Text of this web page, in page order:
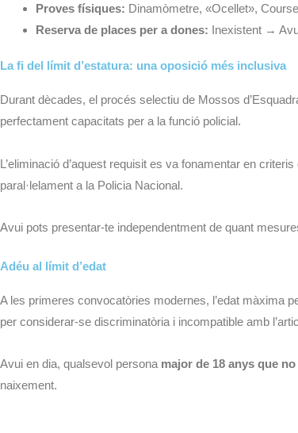
Proves físiques: Dinamòmetre, «Ocellet»,
Reserva de places per a dones: Inexistent →
La fi del límit d’estatura: una oposició més inclusiva
Durant dècades, el procés selectiu de Mossos
perfectament capacitats per a la funció policial.
L’eliminació d’aquest requisit es va fonamentar en
paral·lelament a la Policia Nacional.
Avui pots presentar-te independentment de quant
Adéu al límit d’edat
A les primeres convocatòries modernes, l’edat màxima
per considerar-se discriminatòria i incompatible amb
Avui en dia, qualsevol persona major de 18 anys que
naixement.